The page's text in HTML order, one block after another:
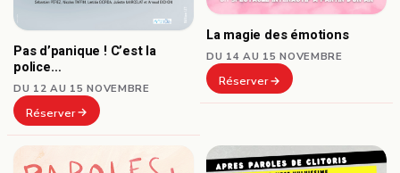
Pas d’panique ! C’est la
police…
DU 12 AU 15 NOVEMBRE
Réserver
La magie des émotions
DU 14 AU 15 NOVEMBRE
Réserver